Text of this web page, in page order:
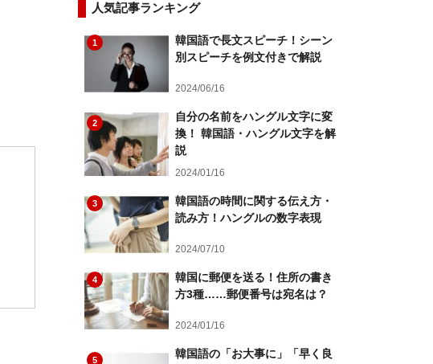
人気記事ランキング
1
韓国語で長文スピーチ！シーン
別スピーチを例文付きで解説
2024/06/16
2
自分の名前をハングル文字に変
換！ 韓国語・ハングル文字を解
説
2024/01/16
3
韓国語の時間に関する伝え方・
読み方！ハングルの数字表現
2024/07/10
4
韓国に郵便を送る！住所の書き
方3種……郵便番号は宛名は？
2024/01/16
5 韓国語の「お大事に」「早く良